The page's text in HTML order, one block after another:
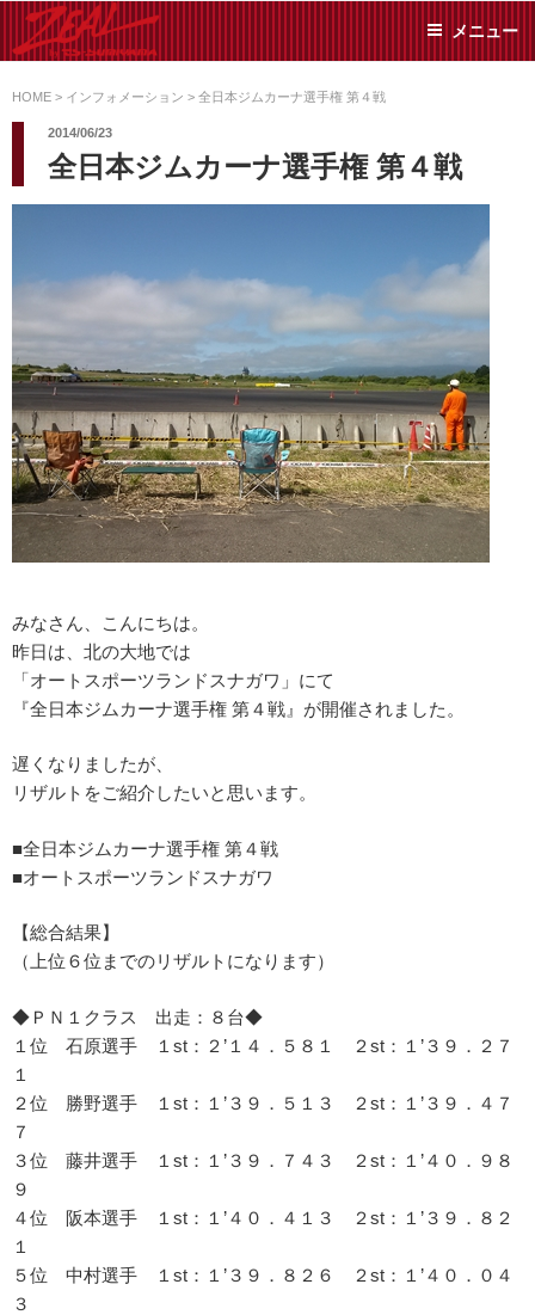
ン
ツ
ス
SUMIYAMA
た日常メンテから各種チ
ューニングまで、車に関
することならジャンルフ
リーでお任せください!
メニュー
HOME > インフォメーション > 全日本ジムカーナ選手権 第４戦
2014/06/23
全日本ジムカーナ選手権 第４戦
みなさん、こんにちは。
昨日は、北の大地では
「オートスポーツランドスナガワ」にて
『全日本ジムカーナ選手権 第４戦』が開催されました。
遅くなりましたが、
リザルトをご紹介したいと思います。
■全日本ジムカーナ選手権 第４戦
■オートスポーツランドスナガワ
【総合結果】
（上位６位までのリザルトになります）
◆ＰＮ１クラス 出走：８台◆
１位 石原選手 １st：２’１４．５８１ ２st：１’３９．２７
１
２位 勝野選手 １st：１’３９．５１３ ２st：１’３９．４７
７
３位 藤井選手 １st：１’３９．７４３ ２st：１’４０．９８
９
４位 阪本選手 １st：１’４０．４１３ ２st：１’３９．８２
１
５位 中村選手 １st：１’３９．８２６ ２st：１’４０．０４
３